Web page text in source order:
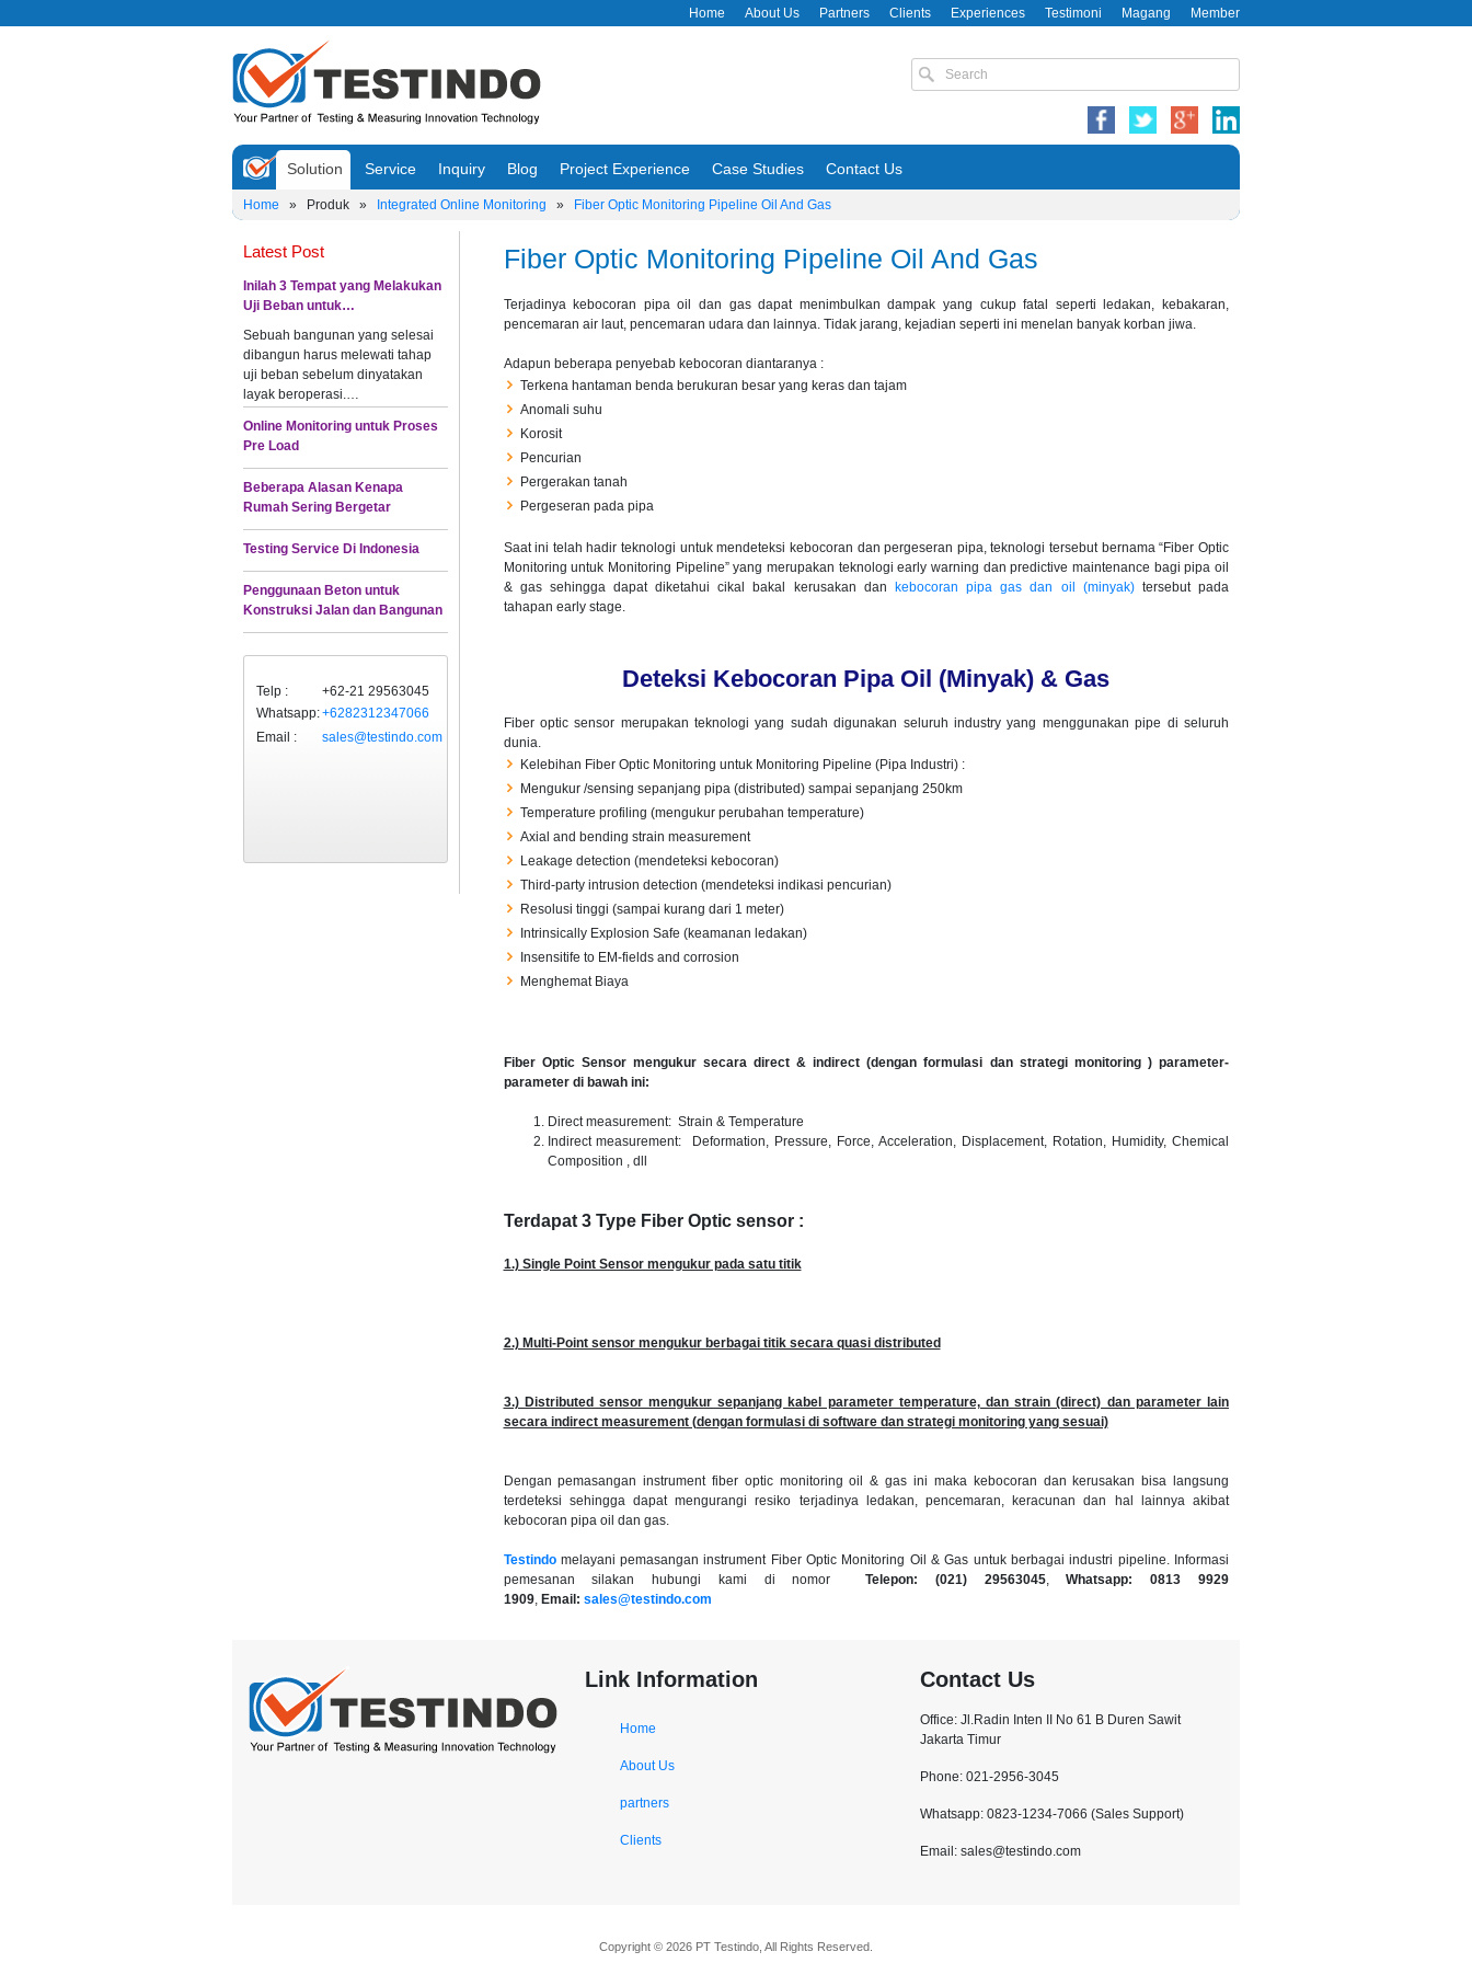
Home About Us Partners Clients Experiences Testimoni Magang Member
Solution Service Inquiry Blog Project Experience Case Studies Contact Us
Home » Produk » Integrated Online Monitoring » Fiber Optic Monitoring Pipeline Oil And Gas
Latest Post
Inilah 3 Tempat yang Melakukan
Uji Beban untuk…
Sebuah bangunan yang selesai
dibangun harus melewati tahap
uji beban sebelum dinyatakan
layak beroperasi.…
Online Monitoring untuk Proses
Pre Load
Beberapa Alasan Kenapa
Rumah Sering Bergetar
Testing Service Di Indonesia
Penggunaan Beton untuk
Konstruksi Jalan dan Bangunan
Telp :
+62-21 29563045
Whatsapp:+6282312347066
Email :
sales@testindo.com
Fiber Optic Monitoring Pipeline Oil And Gas
Terjadinya kebocoran pipa oil dan gas dapat menimbulkan dampak yang cukup fatal seperti ledakan, kebakaran,
pencemaran air laut, pencemaran udara dan lainnya. Tidak jarang, kejadian seperti ini menelan banyak korban jiwa.
Adapun beberapa penyebab kebocoran diantaranya :
Terkena hantaman benda berukuran besar yang keras dan tajam
Anomali suhu
Korosit
Pencurian
Pergerakan tanah
Pergeseran pada pipa
Saat ini telah hadir teknologi untuk mendeteksi kebocoran dan pergeseran pipa, teknologi tersebut bernama “Fiber Optic
Monitoring untuk Monitoring Pipeline” yang merupakan teknologi early warning dan predictive maintenance bagi pipa oil
& gas sehingga dapat diketahui cikal bakal kerusakan dan kebocoran pipa gas dan oil (minyak)tersebut pada
tahapan early stage.
Deteksi Kebocoran Pipa Oil (Minyak) & Gas
Fiber optic sensor merupakan teknologi yang sudah digunakan seluruh industry yang menggunakan pipe di seluruh
dunia.
Kelebihan Fiber Optic Monitoring untuk Monitoring Pipeline (Pipa Industri) :
Mengukur /sensing sepanjang pipa (distributed) sampai sepanjang 250km
Temperature profiling (mengukur perubahan temperature)
Axial and bending strain measurement
Leakage detection (mendeteksi kebocoran)
Third-party intrusion detection (mendeteksi indikasi pencurian)
Resolusi tinggi (sampai kurang dari 1 meter)
Intrinsically Explosion Safe (keamanan ledakan)
Insensitife to EM-fields and corrosion
Menghemat Biaya
Fiber Optic Sensor mengukur secara direct & indirect (dengan formulasi dan strategi monitoring ) parameter-
parameter di bawah ini:
Direct measurement: Strain & Temperature
Indirect measurement: Deformation, Pressure, Force, Acceleration, Displacement, Rotation, Humidity, Chemical
Composition , dll
Terdapat 3 Type Fiber Optic sensor :
1.) Single Point Sensor mengukur pada satu titik
2.) Multi-Point sensor mengukur berbagai titik secara quasi distributed
3.) Distributed sensor mengukur sepanjang kabel parameter temperature, dan strain (direct) dan parameter lain
secara indirect measurement (dengan formulasi di software dan strategi monitoring yang sesuai)
Dengan pemasangan instrument fiber optic monitoring oil & gas ini maka kebocoran dan kerusakan bisa langsung
terdeteksi sehingga dapat mengurangi resiko terjadinya ledakan, pencemaran, keracunan dan hal lainnya akibat
kebocoran pipa oil dan gas.
Testindomelayani pemasangan instrument Fiber Optic Monitoring Oil & Gas untuk berbagai industri pipeline. Informasi
pemesanan silakan hubungi kami di nomorTelepon: (021) 29563045,Whatsapp: 0813 9929
1909, Email: sales@testindo.com
Link Information
Home
About Us
partners
Clients
Contact Us
Office: Jl.Radin Inten II No 61 B Duren Sawit
Jakarta Timur
Phone: 021-2956-3045
Whatsapp: 0823-1234-7066 (Sales Support)
Email: sales@testindo.com
Copyright © 2026 PT Testindo, All Rights Reserved.